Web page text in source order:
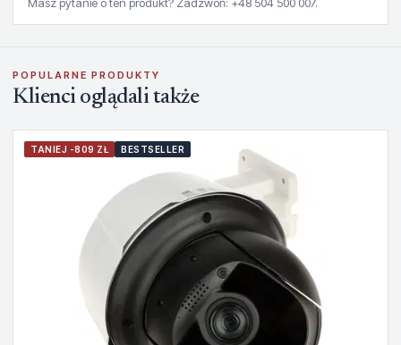
POPULARNE PRODUKTY
Klienci oglądali także
TANIEJ -809 ZŁ BESTSELLER